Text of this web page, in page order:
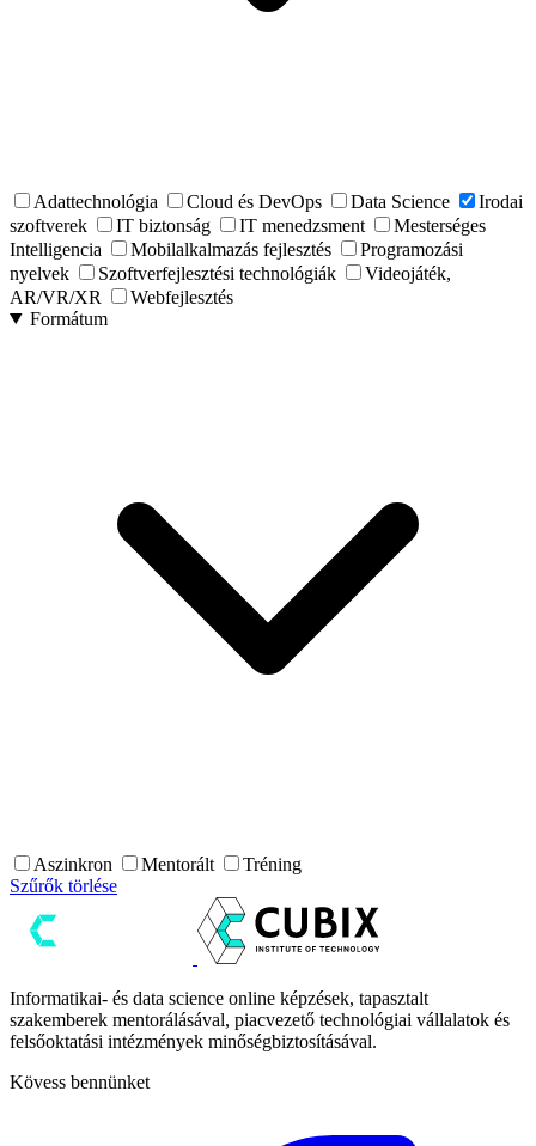
Adattechnológia Cloud és DevOps Data Science
Irodai
szoftverek
IT biztonság IT menedzsment
Mesterséges
Intelligencia
Mobilalkalmazás fejlesztés
Programozási
nyelvek
Szoftverfejlesztési technológiák
Videojáték,
AR/VR/XR
Webfejlesztés
Formátum
Aszinkron Mentorált
Tréning
Szűrők törlése
Informatikai- és data science online képzések, tapasztalt
szakemberek mentorálásával, piacvezető technológiai vállalatok és
felsőoktatási intézmények minőségbiztosításával.
Kövess bennünket